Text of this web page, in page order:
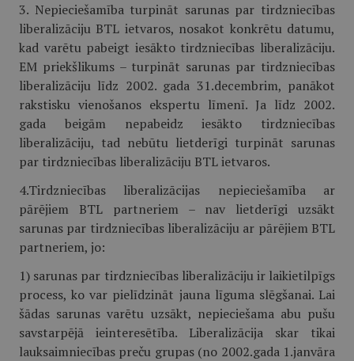
3. Nepieciešamība turpināt sarunas par tirdzniecības
liberalizāciju BTL ietvaros, nosakot konkrētu datumu,
kad varētu pabeigt iesākto tirdzniecības liberalizāciju.
EM priekšlikums – turpināt sarunas par tirdzniecības
liberalizāciju līdz 2002. gada 31.decembrim, panākot
rakstisku vienošanos ekspertu līmenī. Ja līdz 2002.
gada beigām nepabeidz iesākto tirdzniecības
liberalizāciju, tad nebūtu lietderīgi turpināt sarunas
par tirdzniecības liberalizāciju BTL ietvaros.
4.Tirdzniecības liberalizācijas nepieciešamība ar
pārējiem BTL partneriem – nav lietderīgi uzsākt
sarunas par tirdzniecības liberalizāciju ar pārējiem BTL
partneriem, jo:
1) sarunas par tirdzniecības liberalizāciju ir laikietilpīgs
process, ko var pielīdzināt jauna līguma slēgšanai. Lai
šādas sarunas varētu uzsākt, nepieciešama abu pušu
savstarpējā ieinteresētība. Liberalizācija skar tikai
lauksaimniecības preču grupas (no 2002.gada 1.janvāra